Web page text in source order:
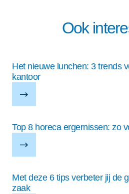
Ook
Het nieuwe lunchen: 3 trends
kantoor
Top 8 horeca ergernissen: zo
Met deze 6 tips verbeter jij de
zaak